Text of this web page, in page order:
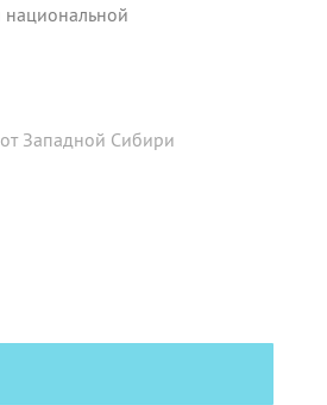
национальной
Западной Сибири